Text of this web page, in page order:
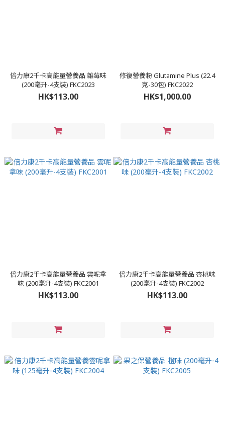
倍力康2千卡高能量營養品 雜莓味
(200毫升-4支裝) FKC2023
HK$113.00
修復營養粉 Glutamine Plus (22.4
克-30包) FKC2022
HK$1,000.00
倍力康2千卡高能量營養品 雲呢拿
味 (200毫升-4支裝) FKC2001
HK$113.00
倍力康2千卡高能量營養品 杏桃味
(200毫升-4支裝) FKC2002
HK$113.00